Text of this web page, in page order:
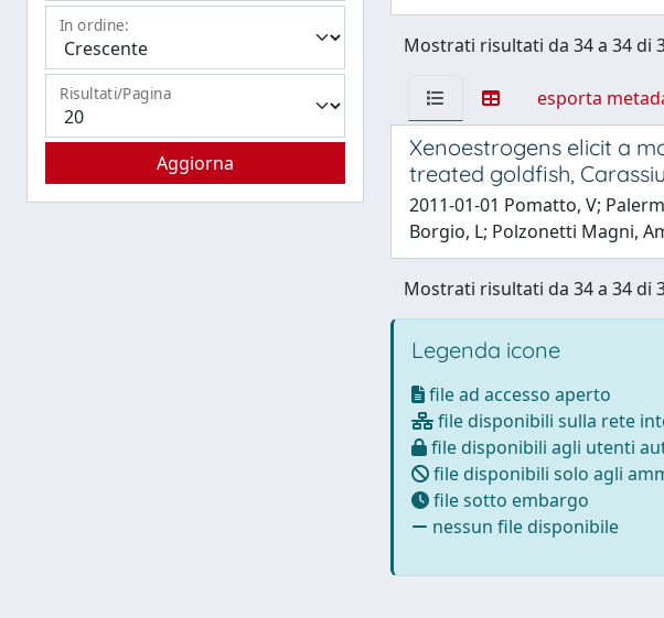
In ordine:
Risultati/Pagina
Mostrati risultati da 34 a 34 di
esporta
Xenoestrogens elicit a
treated goldfish,
2011-01-01 Pomatto, V;
Borgio, L; Polzonetti Magni,
Mostrati risultati da 34 a 34 di
Legenda icone
file ad accesso aperto
file disponibili sulla rete
file disponibili agli utenti
file disponibili solo agli
file sotto embargo
nessun file disponibile